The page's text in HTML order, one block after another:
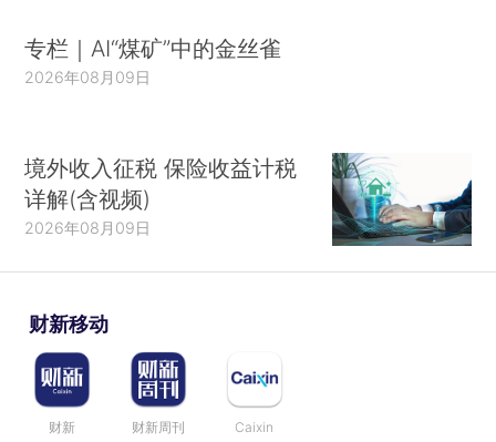
专栏｜AI“煤矿”中的金丝雀
2026年08月09日
境外收入征税 保险收益计税
详解(含视频)
2026年08月09日
财新移动
财新 财新周刊 Caixin